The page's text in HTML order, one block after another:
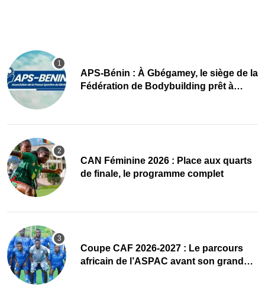
APS-Bénin : À Gbégamey, le siège de la
Fédération de Bodybuilding prêt à
CAN Féminine 2026 : Place aux quarts
de finale, le programme complet
Coupe CAF 2026-2027 : Le parcours
africain de l’ASPAC avant son grand